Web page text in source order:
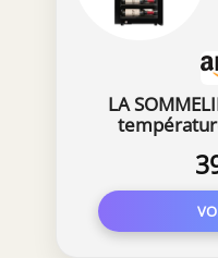
LA